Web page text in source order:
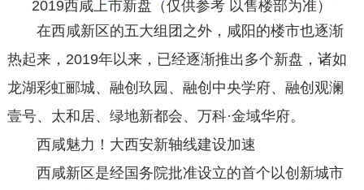
2019西咸上市新盘（仅供参考 以售楼部为准）
在西咸新区的五大组团之外，咸阳的楼市也逐渐
热起来，2019年以来，已经逐渐推出多个新盘，诸如
龙湖彩虹郦城、融创玖园、融创中央学府、融创观澜
壹号、太和居、绿地新都会、万科·金域华府。
西咸魅力！大西安新轴线建设加速
西咸新区是经国务院批准设立的首个以创新城市